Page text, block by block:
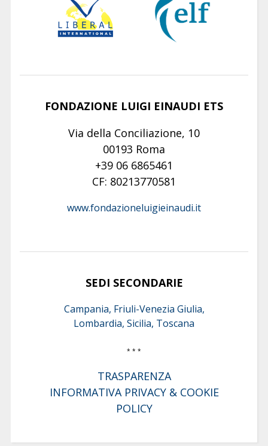
FONDAZIONE LUIGI EINAUDI ETS
Via della Conciliazione, 10
00193 Roma
+39 06 6865461
CF: 80213770581
www.fondazioneluigieinaudi.it
SEDI SECONDARIE
Campania, Friuli-Venezia Giulia,
Lombardia, Sicilia, Toscana
* * *
TRASPARENZA
INFORMATIVA PRIVACY & COOKIE
POLICY